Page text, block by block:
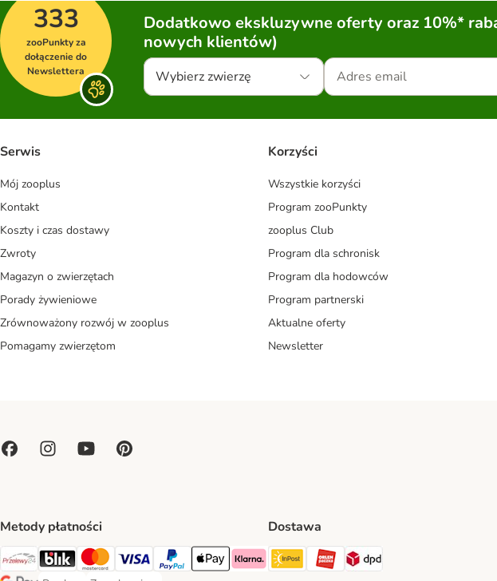
333
zooPunkty za
dołączenie do
Newslettera
Dodatkowo ekskluzywne oferty oraz 10%*
nowych klientów)
Wybierz zwierzę
Serwis
Mój zooplus
Kontakt
Koszty i czas dostawy
Zwroty
Magazyn o zwierzętach
Porady żywieniowe
Zrównoważony rozwój w zooplus
Pomagamy zwierzętom
Korzyści
Wszystkie korzyści
Program zooPunkty
zooplus Club
Program dla schronisk
Program dla hodowców
Program partnerski
Aktualne oferty
Newsletter
Metody płatności
Przelewy24 Payment Method
Blik Payment Method
MasterCard Payment Method
Visa Payment Method
PayPal Payment Method
Apple Pay Payment Method
Klarna Payment Method
Dostawa
Paczkomat® Shipping Method
ORLEN Paczka Shipping